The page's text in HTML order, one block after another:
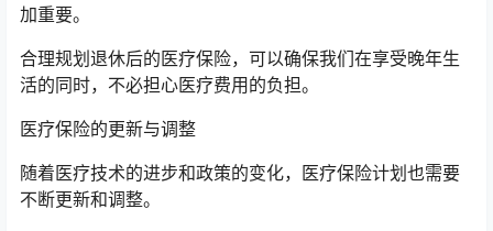
加重要。
合理规划退休后的医疗保险，可以确保我们在享受晚年生
活的同时，不必担心医疗费用的负担。
医疗保险的更新与调整
随着医疗技术的进步和政策的变化，医疗保险计划也需要
不断更新和调整。